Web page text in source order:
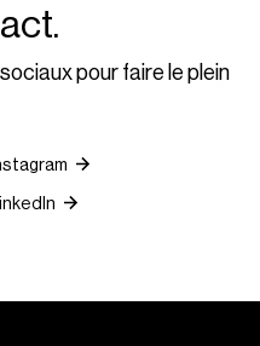
pour faire le plein